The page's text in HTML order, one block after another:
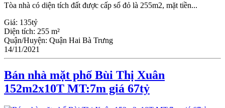
Tòa nhà có diện tích đất được cấp sổ đỏ là 255m2, mặt tiền...
Giá: 135tỷ
Diện tích: 255 m²
Quận/Huyện: Quận Hai Bà Trưng
14/11/2021
Bán nhà mặt phố Bùi Thị Xuân
152m2x10T MT:7m giá 67tỷ